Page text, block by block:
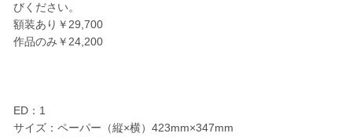
びください。
額装あり￥29,700
作品のみ￥24,200
ED：1
サイズ：ペーパー（縦×横）423mm×347mm